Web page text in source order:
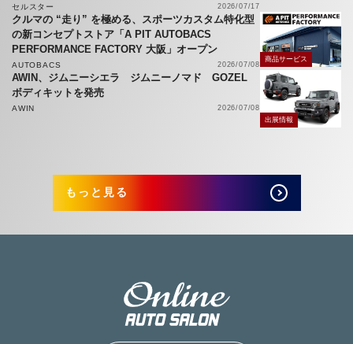
セルスター 2026/07/17
クルマの “走り” を極める、スポーツカスタム特化型
の新コンセプトストア「A PIT AUTOBACS
PERFORMANCE FACTORY 大阪」オープン
AUTOBACS 2026/07/08
商品サービス
AWIN、ジムニーシエラ ジムニーノマド GOZEL
ボディキットを発売
AWIN
2026/07/08
出展情報
もっと見る